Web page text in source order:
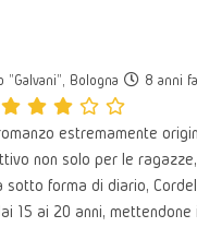
"Galvani", Bologna 8 anni fa
estremamente
non solo per le
sotto forma di diario,
15 ai 20 anni, mettendone